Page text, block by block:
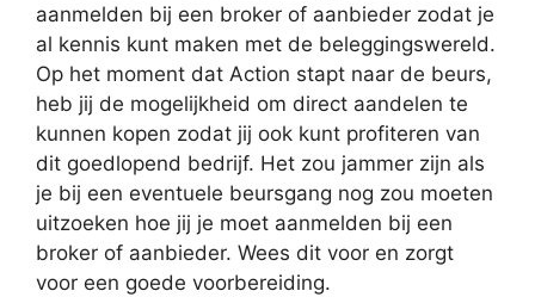
aanmelden bij een broker of aanbieder zodat je
al kennis kunt maken met de beleggingswereld.
Op het moment dat Action stapt naar de beurs,
heb jij de mogelijkheid om direct aandelen te
kunnen kopen zodat jij ook kunt profiteren van
dit goedlopend bedrijf. Het zou jammer zijn als
je bij een eventuele beursgang nog zou moeten
uitzoeken hoe jij je moet aanmelden bij een
broker of aanbieder. Wees dit voor en zorgt
voor een goede voorbereiding.